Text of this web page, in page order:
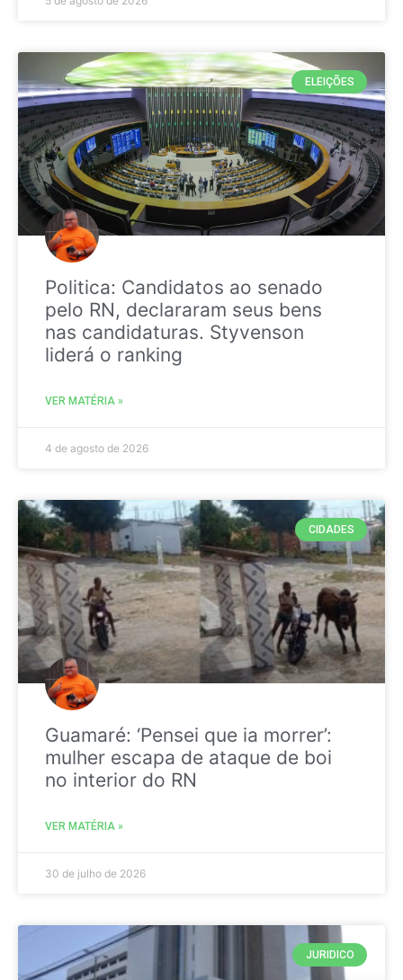
ELEIÇÕES
Politica: Candidatos ao senado
pelo RN, declararam seus bens
nas candidaturas. Styvenson
liderá o ranking
VER MATÉRIA »
4 de agosto de 2026
CIDADES
Guamaré: ‘Pensei que ia morrer’:
mulher escapa de ataque de boi
no interior do RN
VER MATÉRIA »
30 de julho de 2026
JURIDICO